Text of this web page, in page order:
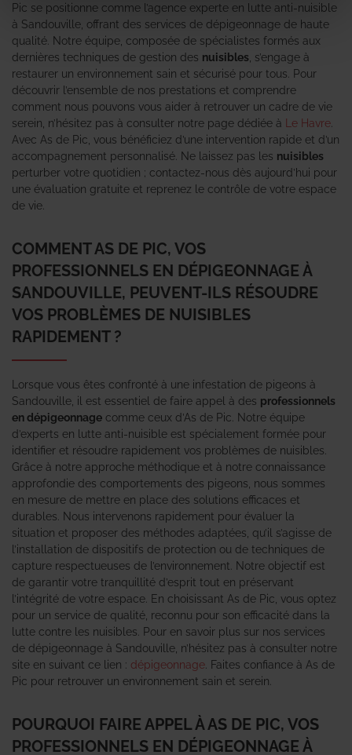
Pic se positionne comme l’agence experte en lutte anti-nuisible
à Sandouville, offrant des services de dépigeonnage de haute
qualité. Notre équipe, composée de spécialistes formés aux
dernières techniques de gestion des nuisibles , s’engage à
restaurer un environnement sain et sécurisé pour tous. Pour
découvrir l’ensemble de nos prestations et comprendre
comment nous pouvons vous aider à retrouver un cadre de vie
serein, n’hésitez pas à consulter notre page dédiée à
Le Havre
Avec As de Pic, vous bénéficiez d’une intervention rapide et d’un
accompagnement personnalisé. Ne laissez pas les nuisibles
perturber votre quotidien ; contactez-nous dès aujourd’hui pour
une évaluation gratuite et reprenez le contrôle de votre espace
de vie.
COMMENT AS DE PIC, VOS
PROFESSIONNELS EN DÉPIGEONNAGE À
SANDOUVILLE, PEUVENT-ILS RÉSOUDRE
VOS PROBLÈMES DE NUISIBLES
RAPIDEMENT ?
Lorsque vous êtes confronté à une infestation de pigeons à
Sandouville, il est essentiel de faire appel à des professionnels
en dépigeonnage comme ceux d’As de Pic. Notre équipe
d’experts en lutte anti-nuisible est spécialement formée pour
identifier et résoudre rapidement vos problèmes de nuisibles.
Grâce à notre approche méthodique et à notre connaissance
approfondie des comportements des pigeons, nous sommes
en mesure de mettre en place des solutions efficaces et
durables. Nous intervenons rapidement pour évaluer la
situation et proposer des méthodes adaptées, qu’il s’agisse de
l’installation de dispositifs de protection ou de techniques de
capture respectueuses de l’environnement. Notre objectif est
de garantir votre tranquillité d’esprit tout en préservant
l’intégrité de votre espace. En choisissant As de Pic, vous optez
pour un service de qualité, reconnu pour son efficacité dans la
lutte contre les nuisibles. Pour en savoir plus sur nos services
de dépigeonnage à Sandouville, n’hésitez pas à consulter notre
site en suivant ce lien : dépigeonnage . Faites confiance à As de
Pic pour retrouver un environnement sain et serein.
POURQUOI FAIRE APPEL À AS DE PIC, VOS
PROFESSIONNELS EN DÉPIGEONNAGE À